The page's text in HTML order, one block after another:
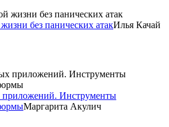
без панических атакИлья Качай
Инструменты
Маргарита Акулич